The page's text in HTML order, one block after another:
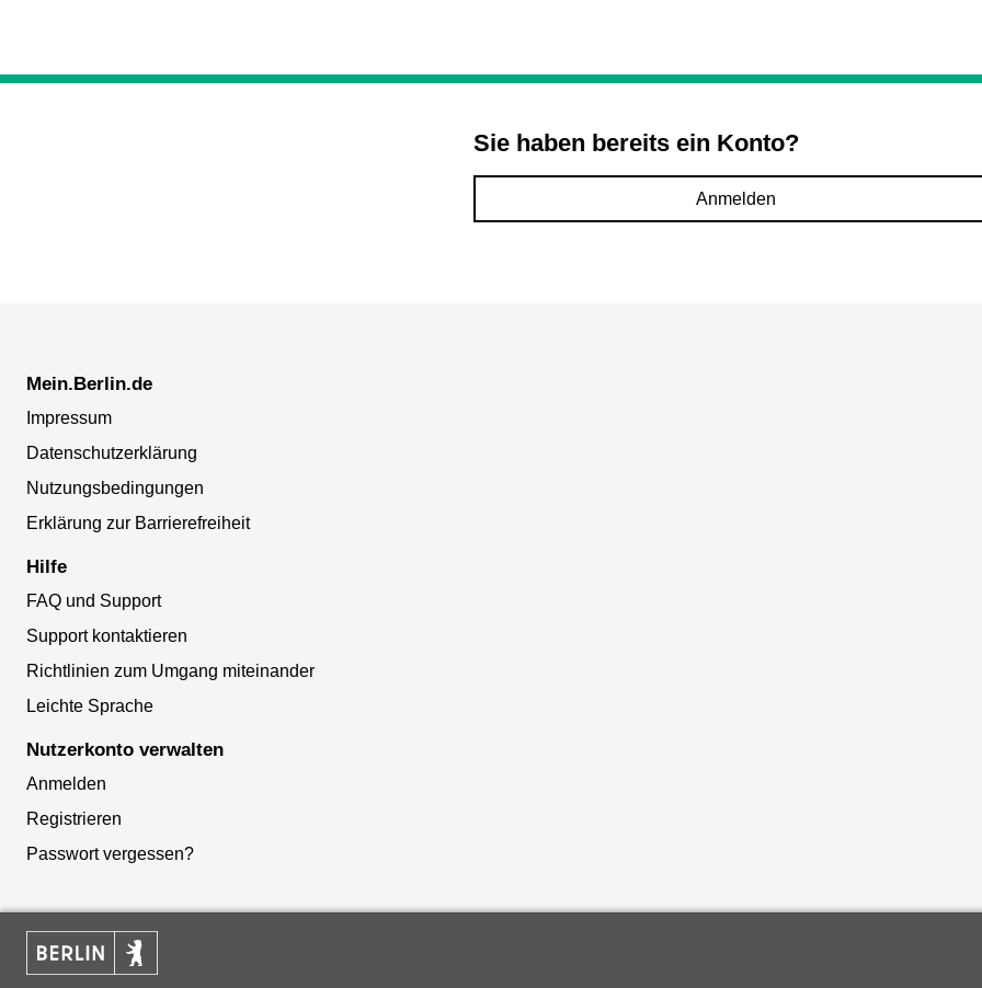
Sie haben bereits ein Konto?
Anmelden
Mein.Berlin.de
Impressum
Datenschutzerklärung
Nutzungsbedingungen
Erklärung zur Barrierefreiheit
Hilfe
FAQ und Support
Support kontaktieren
Richtlinien zum Umgang miteinander
Leichte Sprache
Nutzerkonto verwalten
Anmelden
Registrieren
Passwort vergessen?